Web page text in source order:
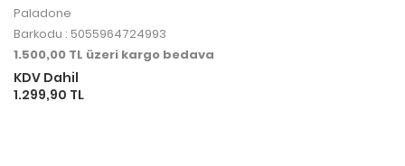
Paladone
Barkodu : 5055964724993
1.500,00 TL üzeri kargo bedava
KDV Dahil
1.299,90 TL